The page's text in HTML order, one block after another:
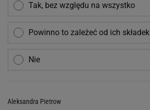
Tak, bez względu na wszystko
Powinno to zależeć od ich składek
Nie
Aleksandra Pietrow